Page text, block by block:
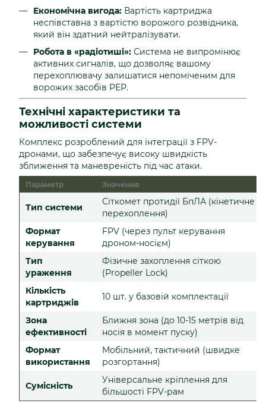
Економічна вигода: Вартість картриджа
неспівставна з вартістю ворожого розвідника,
який він здатний нейтралізувати.
Робота в «радіотиші»: Система не випромінює
активних сигналів, що дозволяє вашому
перехоплювачу залишатися непоміченим для
ворожих засобів РЕР.
Технічні характеристики та
можливості системи
Комплекс розроблений для інтеграції з FPV-
дронами, що забезпечує високу швидкість
зближення та маневреність під час атаки.
Параметр Значення
Тип системи
Сіткомет протидії БпЛА (кінетичне
перехоплення)
Формат
керування
FPV (через пульт керування
дроном-носієм)
Тип
ураження
Фізичне захоплення сіткою
(Propeller Lock)
Кількість
картриджів
10 шт. у базовій комплектації
Зона
ефективності
Ближня зона (до 10-15 метрів від
носія в момент пуску)
Формат
використання
Мобільний, тактичний (швидке
розгортання)
Сумісність
Універсальне кріплення для
більшості FPV-рам